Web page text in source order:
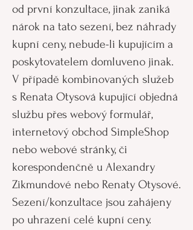
od první konzultace, jinak zaniká
nárok na tato sezení, bez náhrady
kupní ceny, nebude-li kupujícím a
poskytovatelem domluveno jinak.
V případě kombinovaných služeb
s Renata Otysová kupující objedná
službu přes webový formulář,
internetový obchod SimpleShop
nebo webové stránky, či
korespondenčně u Alexandry
Zikmundové nebo Renaty Otysové.
Sezení/konzultace jsou zahájeny
po uhrazení celé kupní ceny.